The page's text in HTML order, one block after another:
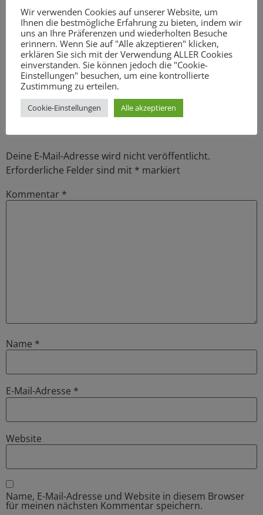
einsetzte. Die SPD engagiert sich gegen Ausbeutung und
Unterdrückung und fordert eine Teilhabe der Menschen
in einer friedlichen Welt.
Schreibe einen
Kommentar
Deine E-Mail-Adresse wird nicht veröffentlicht.
Erforderliche Felder sind mit * markiert
Kommentar *
Name *
E-Mail-Adresse *
Website
Name, E-Mail-Adresse und Website in diesem Browser
für meinen nächsten Kommentar speichern.
Wir verwenden Cookies auf unserer Website, um
Ihnen die bestmögliche Erfahrung zu bieten, indem wir
uns an Ihre Präferenzen und wiederholten Besuche
erinnern. Wenn Sie auf "Alle akzeptieren" klicken,
erklären Sie sich mit der Verwendung ALLER Cookies
einverstanden. Sie können jedoch die "Cookie-
Einstellungen" besuchen, um eine kontrollierte
Zustimmung zu erteilen.
Cookie-Einstellungen Alle akzeptieren